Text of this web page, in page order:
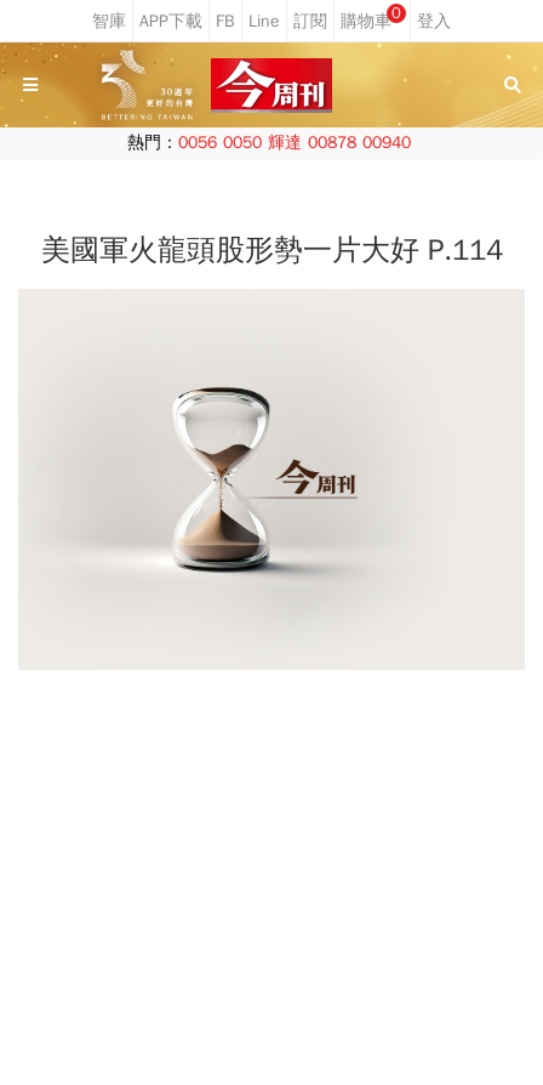
0
熱門： 0056 0050 輝達 00878 00940
美國軍火龍頭股形勢一片大好 P.114